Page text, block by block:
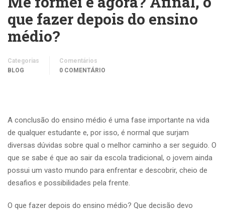
que fazer depois do ensino
médio?
Categorias
BLOG
Comentários
0 COMENTÁRIO
A conclusão do ensino médio é uma fase importante na vida
de qualquer estudante e, por isso, é normal que surjam
diversas dúvidas sobre qual o melhor caminho a ser seguido. O
que se sabe é que ao sair da escola tradicional, o jovem ainda
possui um vasto mundo para enfrentar e descobrir, cheio de
desafios e possibilidades pela frente.
O que fazer depois do ensino médio? Que decisão devo